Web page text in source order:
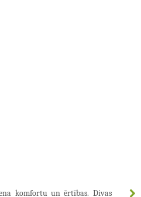
komfortu un ērtības. Divas